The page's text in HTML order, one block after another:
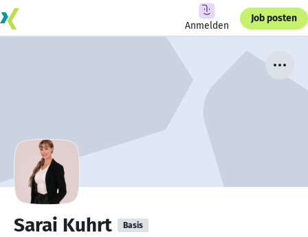
Anmelden
Job posten
Sarai Kuhrt Basis